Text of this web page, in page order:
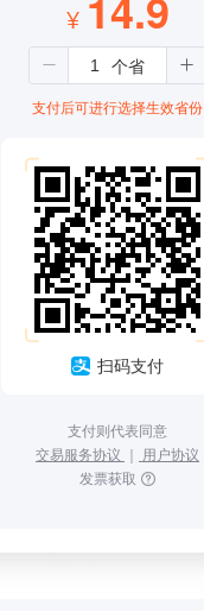
¥
支付后可进行选择生效省份
扫码支付
支付则代表同意
交易服务协议 ｜ 用户协议
发票获取